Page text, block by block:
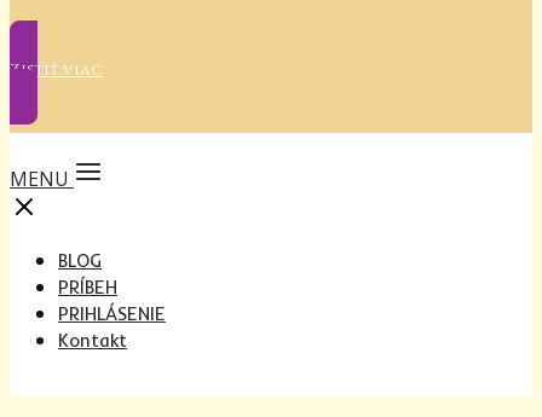
Zistiť viac
MENU
BLOG
PRÍBEH
PRIHLÁSENIE
Kontakt